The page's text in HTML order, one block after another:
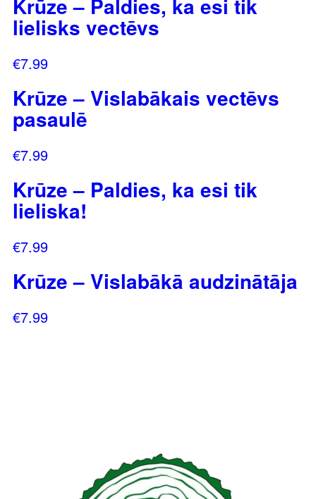
lielisks vectēvs
€7.99
Krūze – Vislabākais vectēvs
pasaulē
€7.99
Krūze – Paldies, ka esi tik
lieliska!
€7.99
Krūze – Vislabākā audzinātāja
€7.99